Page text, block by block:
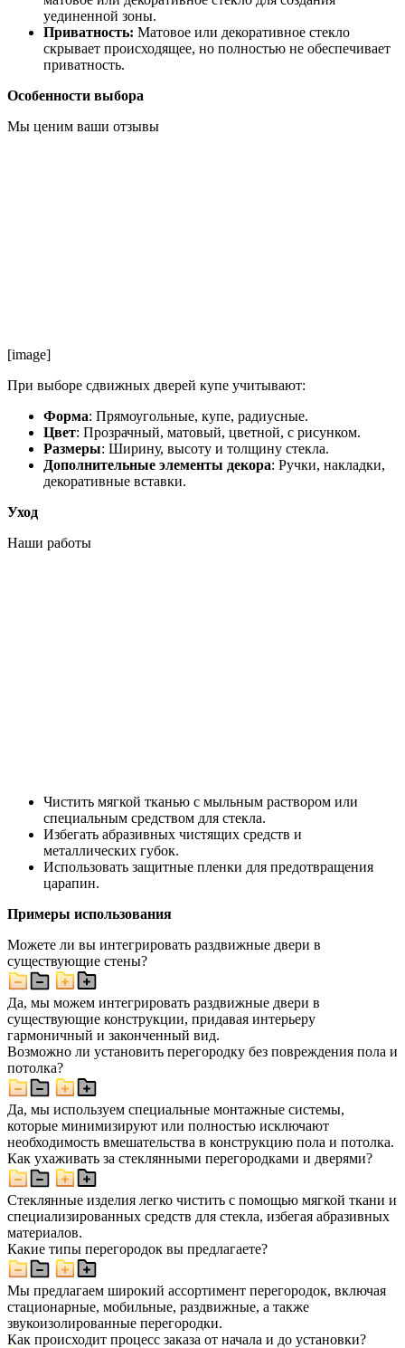
уединенной зоны.
Приватность: Матовое или декоративное стекло
скрывает происходящее, но полностью не обеспечивает
приватность.
Особенности выбора
Мы ценим ваши отзывы
[image]
При выборе сдвижных дверей купе учитывают:
Форма: Прямоугольные, купе, радиусные.
Цвет: Прозрачный, матовый, цветной, с рисунком.
Размеры: Ширину, высоту и толщину стекла.
Дополнительные элементы декора: Ручки, накладки,
декоративные вставки.
Уход
Наши работы
Чистить мягкой тканью с мыльным раствором или
специальным средством для стекла.
Избегать абразивных чистящих средств и
металлических губок.
Использовать защитные пленки для предотвращения
царапин.
Примеры использования
Можете ли вы интегрировать раздвижные двери в
существующие стены?
Да, мы можем интегрировать раздвижные двери в
существующие конструкции, придавая интерьеру
гармоничный и законченный вид.
Возможно ли установить перегородку без повреждения пола и
потолка?
Да, мы используем специальные монтажные системы,
которые минимизируют или полностью исключают
необходимость вмешательства в конструкцию пола и потолка.
Как ухаживать за стеклянными перегородками и дверями?
Стеклянные изделия легко чистить с помощью мягкой ткани и
специализированных средств для стекла, избегая абразивных
материалов.
Какие типы перегородок вы предлагаете?
Мы предлагаем широкий ассортимент перегородок, включая
стационарные, мобильные, раздвижные, а также
звукоизолированные перегородки.
Как происходит процесс заказа от начала и до установки?